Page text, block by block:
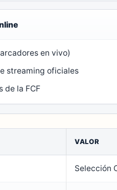
en vivo)
streaming oficiales
de la FCF
VALOR
Selección